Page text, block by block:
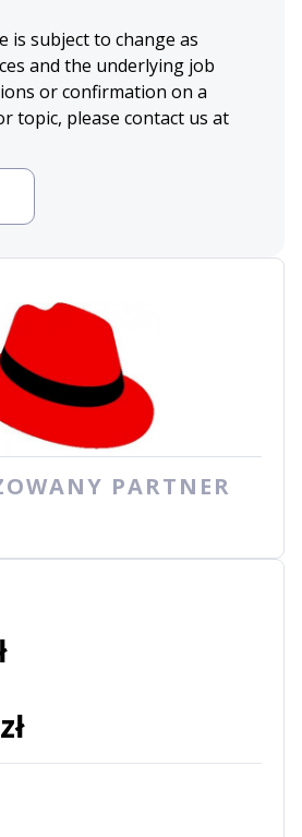
is subject to change as
and the underlying job
or confirmation on a
topic, please contact us at
PARTNER